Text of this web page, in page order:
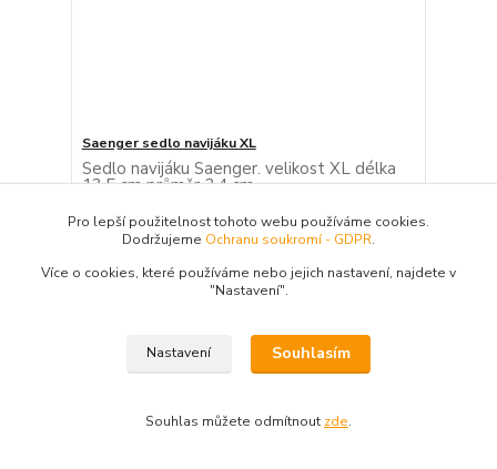
Saenger sedlo navijáku XL
Sedlo navijáku Saenger. velikost XL délka
13,5 cm průměr 2,4 cm
50 Kč
41,32 Kčbez DPH Skladem > 20
Přidat do košíku
Pro lepší použitelnost tohoto webu používáme cookies.
Dodržujeme Ochranu soukromí - GDPR.
Více o cookies, které používáme nebo jejich nastavení, najdete v
"Nastavení".
Nastavení Souhlasím
Souhlas můžete odmítnout zde.